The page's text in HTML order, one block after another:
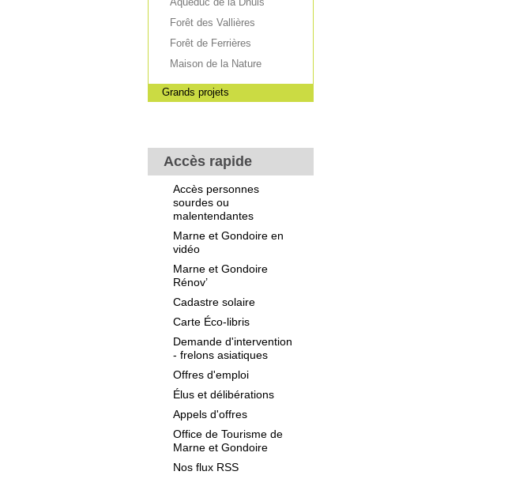
Forêt des Vallières
Forêt de Ferrières
Maison de la Nature
Grands projets
Accès rapide
Accès personnes
sourdes ou
malentendantes
Marne et Gondoire en
vidéo
Marne et Gondoire
Rénov’
Cadastre solaire
Carte Éco-libris
Demande d'intervention
- frelons asiatiques
Offres d'emploi
Élus et délibérations
Appels d'offres
Office de Tourisme de
Marne et Gondoire
Nos flux RSS